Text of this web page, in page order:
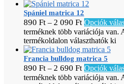
Spániel matrica 12
890 Ft – 2 090 Ft Opciók
terméknek több variációja van.
termékoldalon választhatók ki
Francia bulldog matrica 5
890 Ft – 2 690 Ft Opciók
terméknek több variációja van.